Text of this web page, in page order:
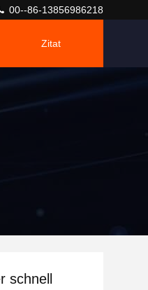
00--86-13856986218
Zitat
schnell